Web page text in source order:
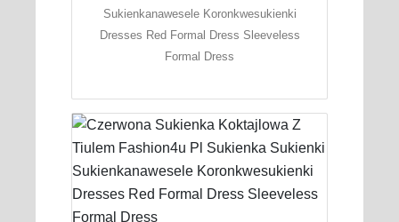
Sukienkanawesele Koronkwesukienki
Dresses Red Formal Dress Sleeveless
Formal Dress